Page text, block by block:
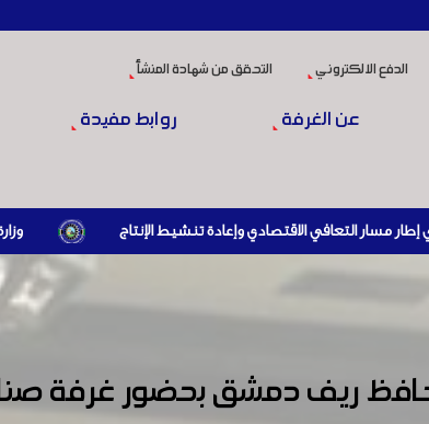
الدفع الالكتروني التحقق من شهادة المنشأ
عن الغرفة روابط مفيدة
وزارة المالية تصدر القرار رقم 421 تاريخ 24/3/2026 المتضمن الزام المستوردين بإبراز براءة ذمة مالية سارية
محافظ ريف دمشق بحضور غرفة